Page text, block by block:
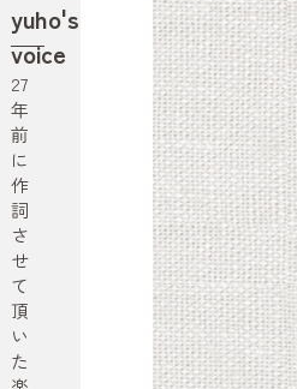
yuho's
voice
27
年
前
に
作
詞
さ
せ
て
頂
い
た